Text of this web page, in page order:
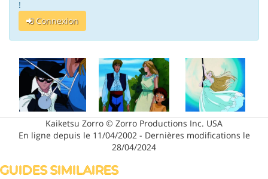
!
Connexion
Kaiketsu Zorro © Zorro Productions Inc. USA
En ligne depuis le 11/04/2002 - Dernières modifications le
28/04/2024
GUIDES SIMILAIRES